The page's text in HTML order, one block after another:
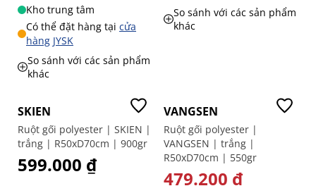
Kho trung tâm
Có thể đặt hàng tại cửa
hàng JYSK
So sánh với các sản phẩm
khác
So sánh với các sản phẩm
khác
SKIEN
Ruột gối polyester | SKIEN |
trắng | R50xD70cm | 900gr
599.000 ₫
VANGSEN
Ruột gối polyester |
VANGSEN | trắng |
R50xD70cm | 550gr
GIÁ ĐẶC BIỆT
479.200 ₫